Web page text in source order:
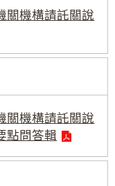
關機構請託關說
關機構請託關說
點問答輯